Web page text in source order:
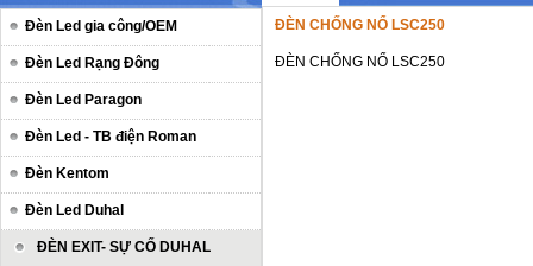
Đèn Led gia công/OEM
Đèn Led Rạng Đông
Đèn Led Paragon
Đèn Led - TB điện Roman
Đèn Kentom
Đèn Led Duhal
ĐÈN EXIT- SỰ CỐ DUHAL
ĐÈN CHỐNG NỔ LSC250
ĐÈN CHỐNG NỔ LSC250